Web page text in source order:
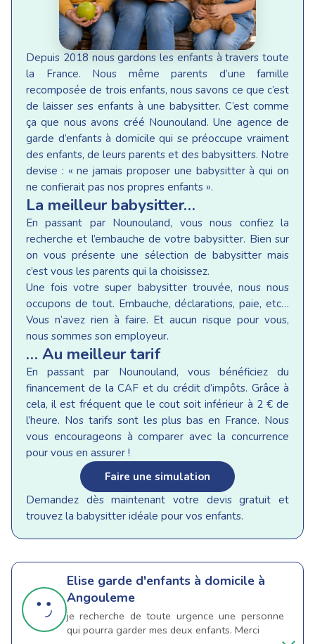
Depuis 2018 nous gardons les enfants à travers toute
la France. Nous même parents d’une famille
recomposée de trois enfants, nous savons ce que c’est
de laisser ses enfants à une babysitter. C’est comme
ça que nous avons créé Nounouland. Une agence de
garde d’enfants à domicile qui se préoccupe vraiment
des enfants, de leurs parents et des babysitters. Notre
devise : « ne jamais proposer une babysitter à qui on
ne confierait pas nos propres enfants ».
La meilleur babysitter…
En passant par Nounouland, vous nous confiez la
recherche et l’embauche de votre babysitter. Bien sur
on vous présente une sélection de babysitter mais
c’est vous les parents qui la choisissez.
Une fois votre super babysitter trouvée, nous nous
occupons de tout. Embauche, déclarations, paie, etc…
Vous n’avez rien à faire. Et aucun risque pour vous,
nous sommes son employeur.
… Au meilleur tarif
En passant par Nounouland, vous bénéficiez du
financement de la CAF et du crédit d’impôts. Grâce à
cela, il est fréquent que le cout soit inférieur à 2 € de
l’heure. Nos tarifs sont les plus bas en France. Nous
vous encourageons à comparer avec la concurrence
pour vous en assurer !
Faire une simulation
Demandez dès maintenant votre devis gratuit et
trouvez la babysitter idéale pour vos enfants.
Elise garde d'enfants à domicile à
Angouleme
je recherche de toute urgence une personne
qui pourra garder mes deux enfants. Merci